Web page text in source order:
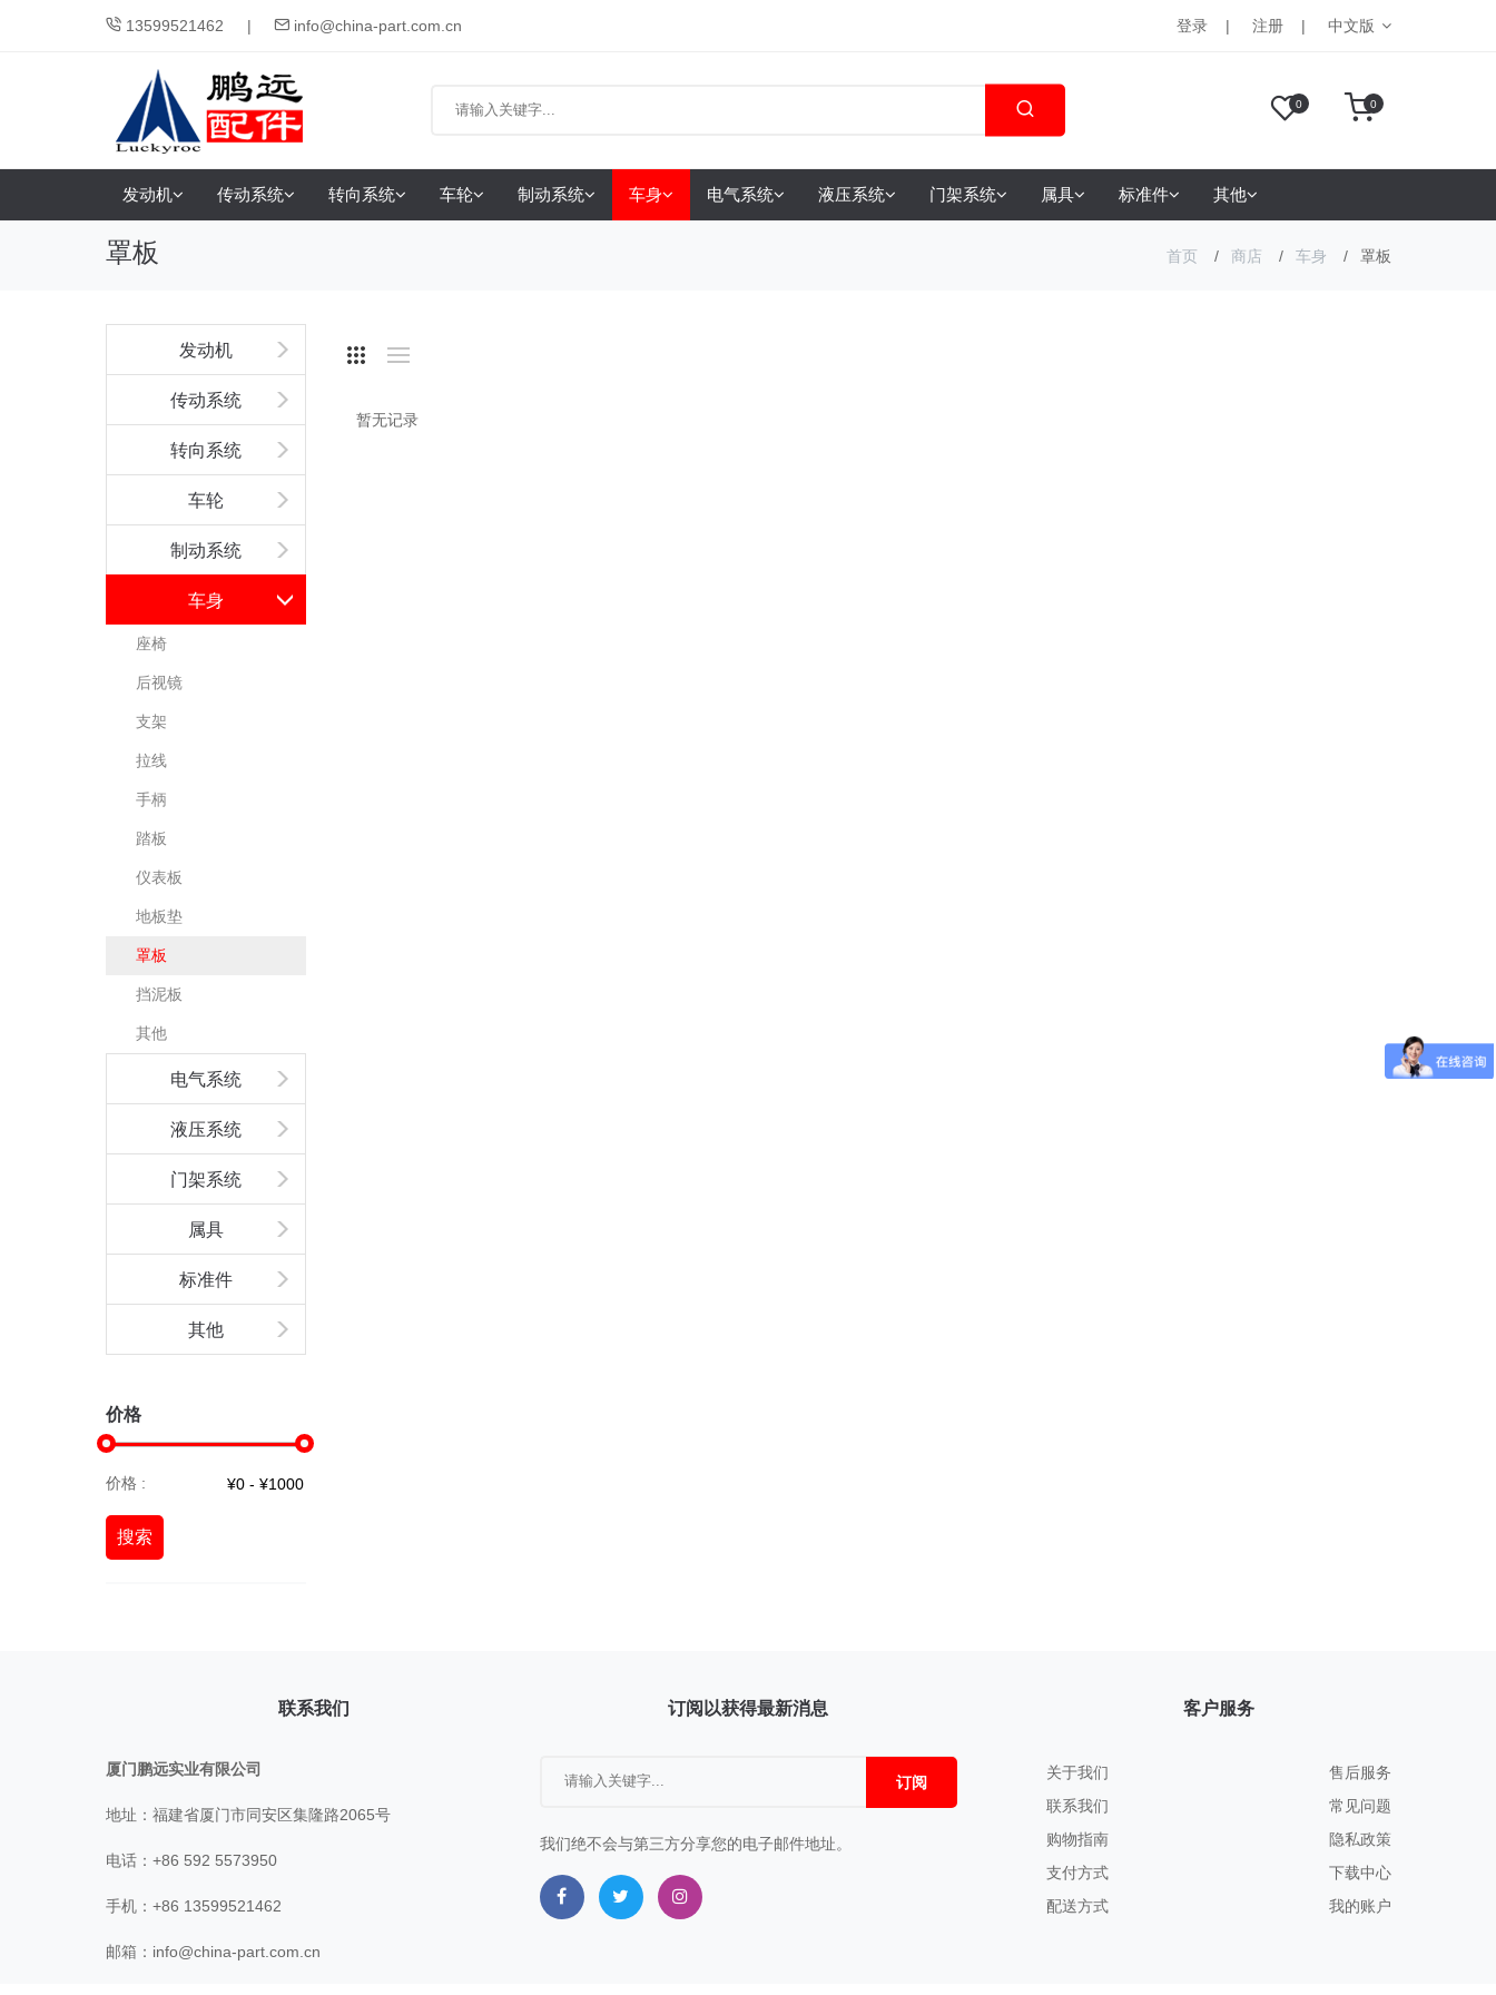
13599521462 info@china-part.com.cn 登录 注册 中文版
0 0
发动机 传动系统 转向系统 车轮 制动系统 车身 电气系统 液压系统 门架系统 属具 标准件 其他
罩板 首页 商店 车身 罩板
发动机
传动系统
转向系统
车轮
制动系统
车身
座椅
后视镜
支架
拉线
手柄
踏板
仪表板
地板垫
罩板
挡泥板
其他
电气系统
液压系统
门架系统
属具
标准件
其他
价格
价格 :
搜索
暂无记录
联系我们
厦门鹏远实业有限公司
地址：福建省厦门市同安区集隆路2065号
电话：+86 592 5573950
手机：+86 13599521462
邮箱： info@china-part.com.cn
订阅以获得最新消息
订阅
我们绝不会与第三方分享您的电子邮件地址。
客户服务
关于我们
联系我们
购物指南
支付方式
配送方式
售后服务
常见问题
隐私政策
下载中心
我的账户